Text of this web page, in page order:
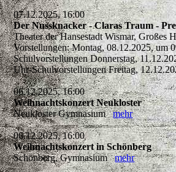
07.12.2025, 16:00
Der Nussknacker - Claras Traum -
Theater der Hansestadt Wismar, Großes
Vorstellungen: Montag, 08.12.2025, um
Schulvorstellungen Donnerstag,
Uhr-Schulvorstellungen Freitag,
06.12.2025, 16:00
Weihnachtskonzert Neukloster
Neukloster Gymnasiummehr
06.12.2025, 16:00
Weihnachtskonzert in Schönberg
Schönberg, Gymnasiummehr